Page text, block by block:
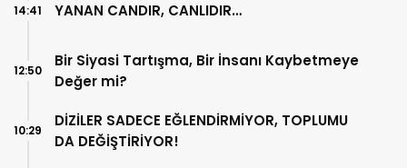
YANAN CANDIR, CANLIDIR…
14:41
Bir Siyasi Tartışma, Bir İnsanı Kaybetmeye
Değer mi?
12:50
DİZİLER SADECE EĞLENDİRMİYOR, TOPLUMU
DA DEĞİŞTİRİYOR!
10:29